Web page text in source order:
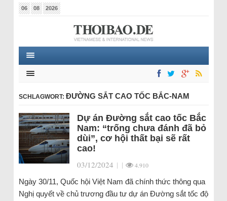
06 08 2026
SCHLAGWORT: ĐƯỜNG SẮT CAO TỐC BẮC-NAM
Dự án Đường sắt cao tốc Bắc
Nam: “trống chưa đánh đã bỏ
dùi”, cơ hội thất bại sẽ rất
cao!
03/12/2024 | | 4.910
Ngày 30/11, Quốc hội Việt Nam đã chính thức thông qua
Nghị quyết về chủ trương đầu tư dự án Đường sắt tốc độ